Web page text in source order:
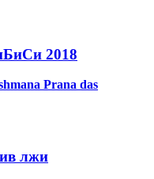
2018
Prana das
лжи